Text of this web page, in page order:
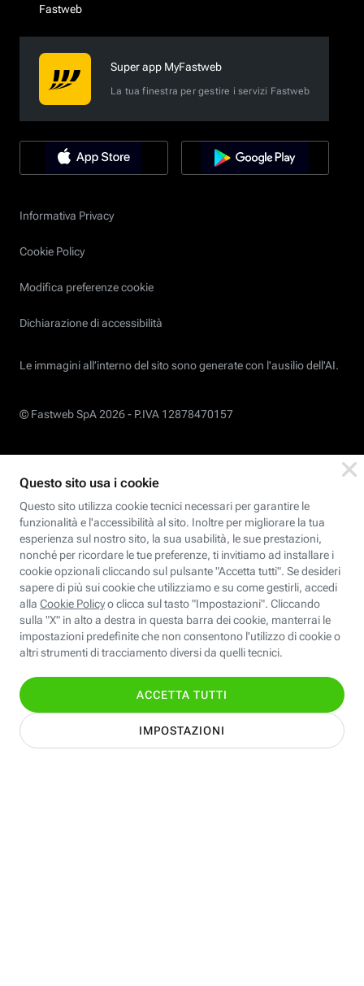
Fastweb
Super app MyFastweb
La tua finestra per gestire i servizi Fastweb
Informativa Privacy
Cookie Policy
Modifica preferenze cookie
Dichiarazione di accessibilità
Le immagini all’interno del sito sono generate con l'ausilio dell'AI.
© Fastweb SpA 2026 - P.IVA 12878470157